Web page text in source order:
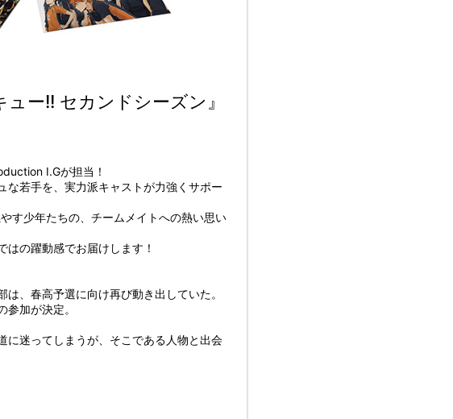
ー!! セカンドシーズン』
I.Gが担当！
な若手を、実力派キャストが力強くサポー
す少年たちの、チームメイトへの熱い思い
の躍動感でお届けします！
、春高予選に向け再び動き出していた。
加が決定。
に迷ってしまうが、そこである人物と出会